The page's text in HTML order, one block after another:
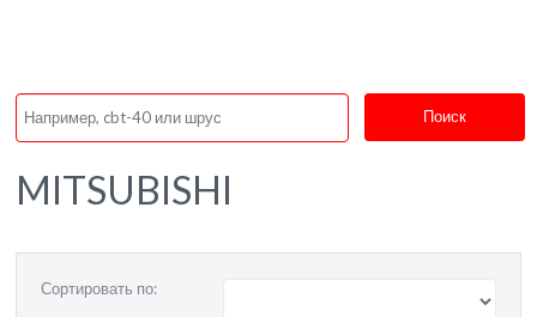
Поиск
MITSUBISHI
Сортировать по: